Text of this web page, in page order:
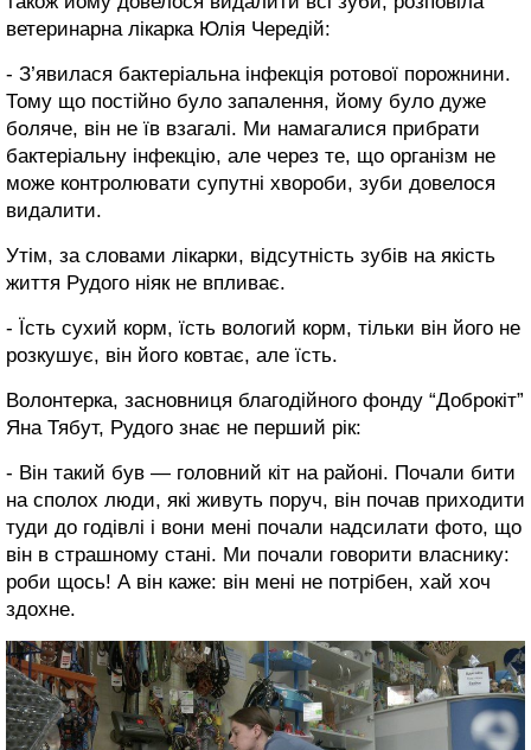
ветеринарна лікарка Юлія Чередій:
- З’явилася бактеріальна інфекція ротової порожнини.
Тому що постійно було запалення, йому було дуже
боляче, він не їв взагалі. Ми намагалися прибрати
бактеріальну інфекцію, але через те, що організм не
може контролювати супутні хвороби, зуби довелося
видалити.
Утім, за словами лікарки, відсутність зубів на якість
життя Рудого ніяк не впливає.
- Їсть сухий корм, їсть вологий корм, тільки він його не
розкушує, він його ковтає, але їсть.
Волонтерка, засновниця благодійного фонду “Доброкіт”
Яна Тябут, Рудого знає не перший рік:
- Він такий був — головний кіт на районі. Почали бити
на сполох люди, які живуть поруч, він почав приходити
туди до годівлі і вони мені почали надсилати фото, що
він в страшному стані. Ми почали говорити власнику:
роби щось! А він каже: він мені не потрібен, хай хоч
здохне.